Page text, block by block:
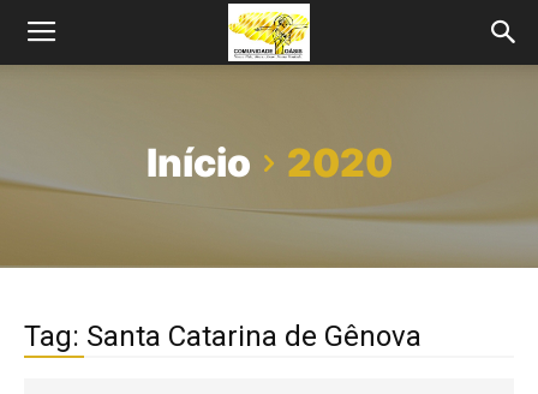
Início 2020
Tag: Santa Catarina de Gênova